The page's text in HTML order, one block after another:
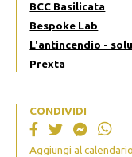
BCC Basilicata
Bespoke Lab
L'antincendio -
Prexta
CONDIVIDI
Aggiungi al calendario